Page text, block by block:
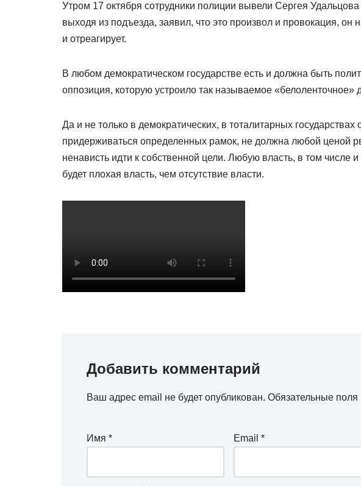
Утром 17 октября сотрудники полиции вывели Сергея
выходя из подъезда, заявил, что это произвол и провокация, он
и отреагирует.
В любом демократическом государстве есть и должна быть
оппозиция, которую устроило так называемое «белоленточное»
Да и не только в демократических, в тоталитарных
придерживаться определенных рамок, не должна любой ценой
ненависть идти к собственной цели. Любую власть, в том числе
будет плохая власть, чем отсутствие власти.
Добавить комментарий
Ваш адрес email не будет опубликован. Обязательные
Имя * Email*